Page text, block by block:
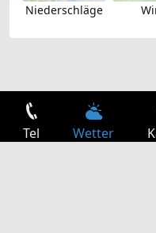
Niederschläge
Tel Wetter